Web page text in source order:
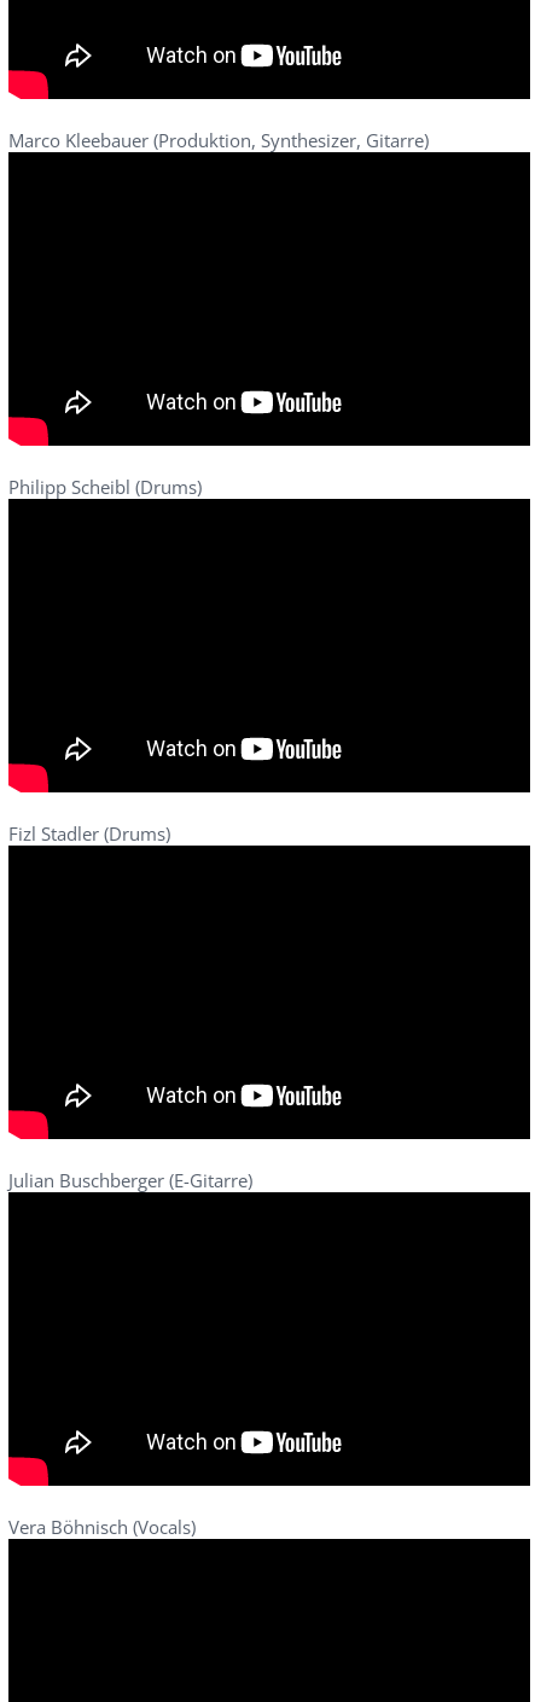
Marco Kleebauer (Produktion, Synthesizer, Gitarre)
Philipp Scheibl (Drums)
Fizl Stadler (Drums)
Julian Buschberger (E-Gitarre)
Vera Böhnisch (Vocals)